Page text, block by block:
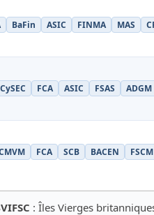
BaFin ASIC FINMA MAS
CySEC FCA ASIC FSAS ADGM
FCA SCB BACEN FSCM
: Îles Vierges